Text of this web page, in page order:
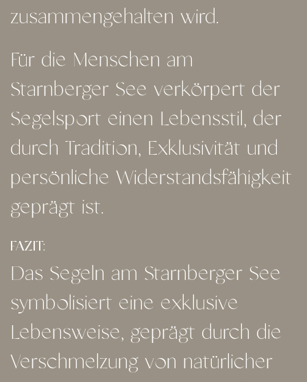
zusammengehalten wird.
Für die Menschen am
Starnberger See verkörpert der
Segelsport einen Lebensstil, der
durch Tradition, Exklusivität und
persönliche Widerstandsfähigkeit
geprägt ist.
FAZIT:
Das Segeln am Starnberger See
symbolisiert eine exklusive
Lebensweise, geprägt durch die
Verschmelzung von natürlicher